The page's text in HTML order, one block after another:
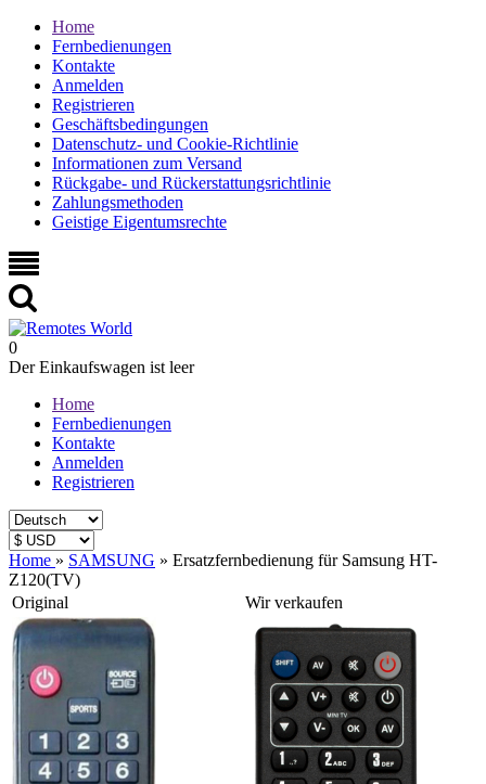
Home
Fernbedienungen
Kontakte
Anmelden
Registrieren
Geschäftsbedingungen
Datenschutz- und Cookie-Richtlinie
Informationen zum Versand
Rückgabe- und Rückerstattungsrichtlinie
Zahlungsmethoden
Geistige Eigentumsrechte
0
Der Einkaufswagen ist leer
Home
Fernbedienungen
Kontakte
Anmelden
Registrieren
Home » SAMSUNG » Ersatzfernbedienung für Samsung HT-
Z120(TV)
Original
Wir verkaufen